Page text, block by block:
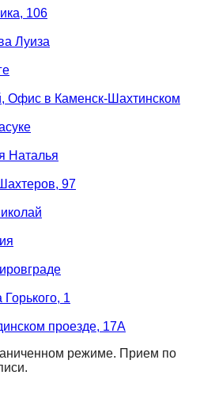
106
Луиза
Офис в Каменск-Шахтинском
Наталья
97
1
проезде, 17А
режиме. Прием по